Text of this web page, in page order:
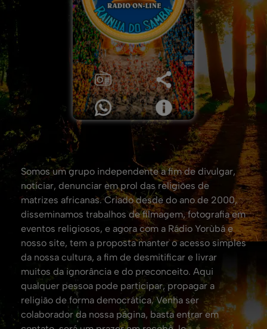
Somos um grupo independente a fim de divulgar,
noticiar, denunciar em prol das religiões de
matrizes africanas. Criado desde do ano de 2000,
disseminamos trabalhos de filmagem, fotografia em
eventos religiosos, e agora com a Rádio Yorùbá e
nosso site, tem a proposta manter o acesso simples
da nossa cultura, a fim de desmitificar e livrar
muitos da ignorância e do preconceito. Aqui
qualquer pessoa pode participar, propagar a
religião de forma democrática. Venha ser
colaborador da nossa página, basta entrar em